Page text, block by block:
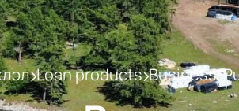
Loan products Business-